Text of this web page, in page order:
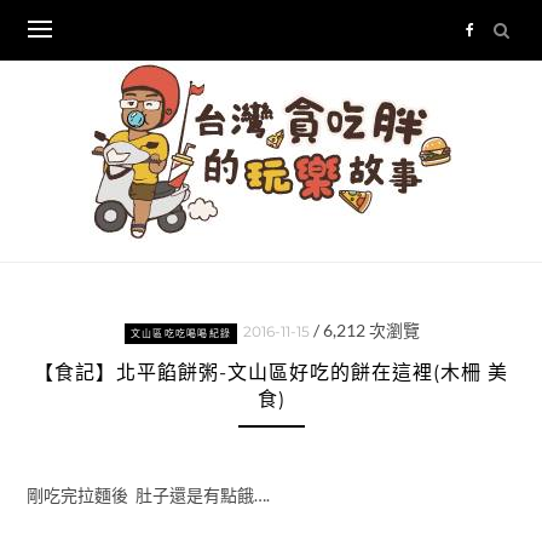
content
文山區吃吃喝喝紀錄 2016-11-15 /6,212次瀏覽
【食記】北平餡餅粥-文山區好吃的餅在這裡(木柵 美
食)
剛吃完拉麵後 肚子還是有點餓….